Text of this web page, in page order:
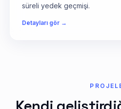
süreli yedek geçmişi.
Detayları gör →